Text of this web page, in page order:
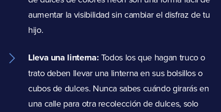
aumentar la visibilidad sin cambiar el disfraz de tu
hijo.
Lleva una linterna: Todos los que hagan truco o
trato deben llevar una linterna en sus bolsillos o
cubos de dulces. Nunca sabes cuándo girarás en
una calle para otra recolección de dulces, solo